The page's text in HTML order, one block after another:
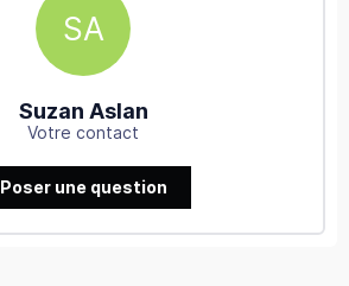
SA
Suzan Aslan
Votre contact
Poser une question